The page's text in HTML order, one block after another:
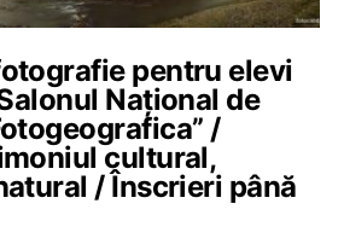
pentru elevi
Național de
/
cultural,
/ Înscrieri până